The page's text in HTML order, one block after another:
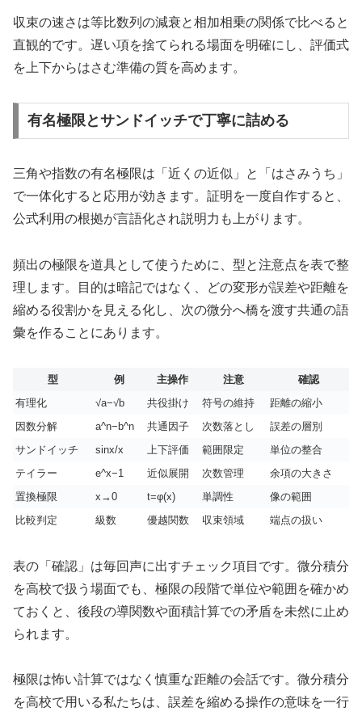
収束の速さは等比数列の減衰と相加相乗の関係で比べると
直観的です。遅い項を捨てられる場面を明確にし、評価式
を上下からはさむ準備の質を高めます。
有名極限とサンドイッチで丁寧に詰める
三角や指数の有名極限は「近くの近似」と「はさみうち」
で一体化すると応用が効きます。証明を一度自作すると、
公式利用の根拠が言語化され説明力も上がります。
頻出の極限を道具として使うために、型と注意点を表で整
理します。目的は暗記ではなく、どの変形が誤差や距離を
縮める役割かを見える化し、次の微分へ橋を渡す共通の語
彙を作ることにあります。
型 例 主操作 注意
確認
有理化
√a−√b 共役掛け 符号の維持
距離の縮小
因数分解
a^n−b^n 共通因子 次数落とし
誤差の層別
サンドイッチ
sinx/x 上下評価 範囲限定
単位の整合
テイラー
e^x−1 近似展開 次数管理
余項の大きさ
置換極限
x→0 t=φ(x) 単調性
像の範囲
比較判定
級数 優越関数 収束領域 端点の扱い
表の「確認」は毎回声に出すチェック項目です。微分積分
を高校で扱う場面でも、極限の段階で単位や範囲を確かめ
ておくと、後段の導関数や面積計算での矛盾を未然に止め
られます。
極限は怖い計算ではなく慎重な距離の会話です。微分積分
を高校で用いる私たちは、誤差を縮める操作の意味を一行